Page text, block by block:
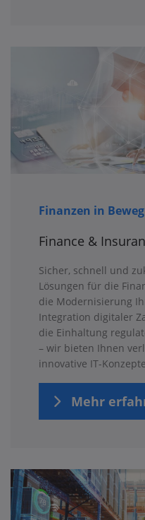
Finanzen in
Finance &
Sicher, schnell und
Lösungen für die
die Modernisierung
Integration digitaler
die Einhaltung
– wir bieten Ihnen
innovative IT-
Mehr